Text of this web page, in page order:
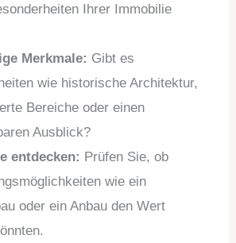
Ihrer Immobilie
Merkmale: Gibt es
wie historische Architektur,
Bereiche oder einen
Ausblick?
entdecken: Prüfen Sie, ob
wie ein
oder ein Anbau den Wert